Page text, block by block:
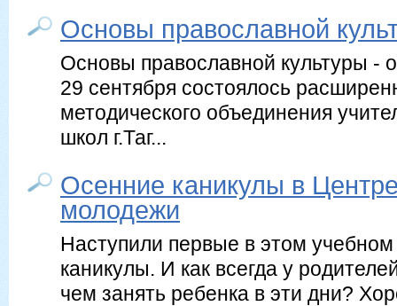
Основы православной
Основы православной культуры -
29 сентября состоялось
методического объединения
школ г.Таг...
Осенние каникулы в
молодежи
Наступили первые в этом
каникулы. И как всегда у
чем занять ребенка в эти дни?